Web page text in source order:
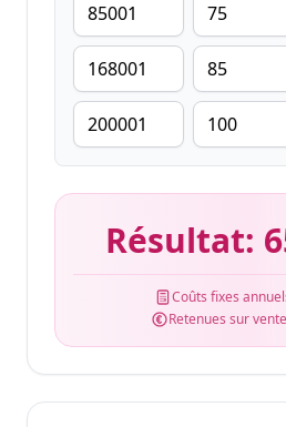
Résultat:
Coûts fixes
Retenues sur